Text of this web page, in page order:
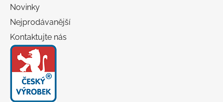
Novinky
Nejprodávanější
Kontaktujte nás